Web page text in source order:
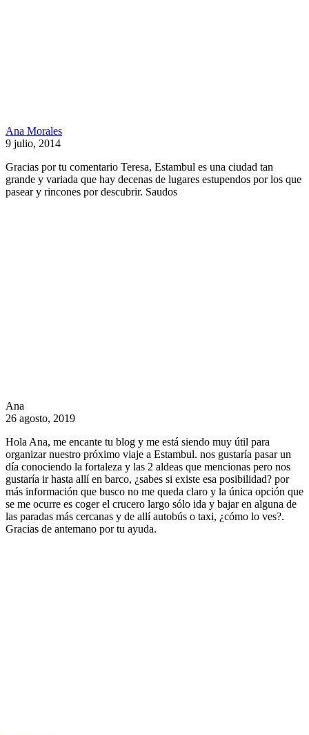
Ana Morales
9 julio, 2014
Gracias por tu comentario Teresa, Estambul es una ciudad tan
grande y variada que hay decenas de lugares estupendos por los que
pasear y rincones por descubrir. Saudos
Ana
26 agosto, 2019
Hola Ana, me encante tu blog y me está siendo muy útil para
organizar nuestro próximo viaje a Estambul. nos gustaría pasar un
día conociendo la fortaleza y las 2 aldeas que mencionas pero nos
gustaría ir hasta allí en barco, ¿sabes si existe esa posibilidad? por
más información que busco no me queda claro y la única opción que
se me ocurre es coger el crucero largo sólo ida y bajar en alguna de
las paradas más cercanas y de allí autobús o taxi, ¿cómo lo ves?.
Gracias de antemano por tu ayuda.